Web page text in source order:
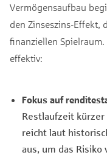
Vermögensaufbau
den Zinseszins-Effekt,
finanziellen
effektiv:
Fokus auf
Restlaufzeit
reicht laut
aus, um das Risiko